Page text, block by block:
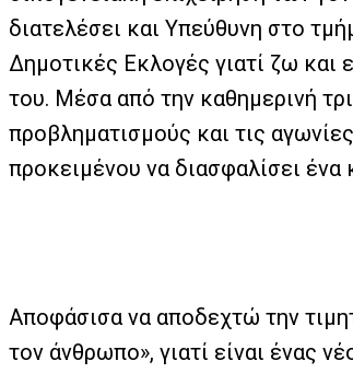
διατελέσει και Υπεύθυνη στο
Δημοτικές Εκλογές γιατί ζω και
του. Μέσα από την καθημερινή
προβληματισμούς και τις
προκειμένου να διασφαλίσει ένα
Αποφάσισα να αποδεχτώ την
τον άνθρωπο», γιατί είναι ένας